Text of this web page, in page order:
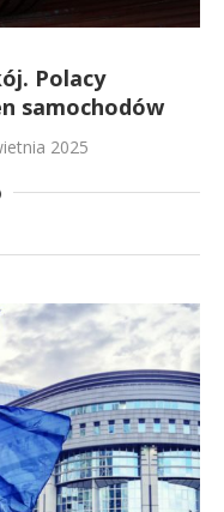
Polacy
samochodów
2025